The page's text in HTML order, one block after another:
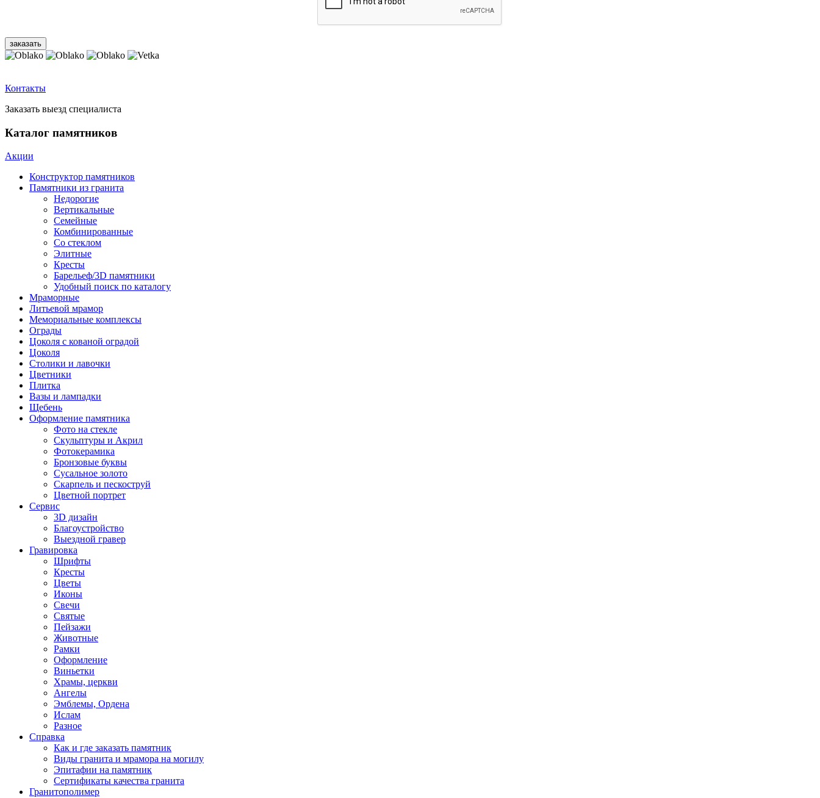
Контакты
Заказать выезд специалиста
Каталог памятников
Акции
Конструктор памятников
Памятники из гранита
Недорогие
Вертикальные
Семейные
Комбинированные
Со стеклом
Элитные
Кресты
Барельеф/3D памятники
Удобный поиск по каталогу
Мраморные
Литьевой мрамор
Мемориальные комплексы
Ограды
Цоколя с кованой оградой
Цоколя
Столики и лавочки
Цветники
Плитка
Вазы и лампадки
Щебень
Оформление памятника
Фото на стекле
Скульптуры и Акрил
Фотокерамика
Бронзовые буквы
Сусальное золото
Скарпель и пескоструй
Цветной портрет
Сервис
3D дизайн
Благоустройство
Выездной гравер
Гравировка
Шрифты
Кресты
Цветы
Иконы
Свечи
Святые
Пейзажи
Животные
Рамки
Оформление
Виньетки
Храмы, церкви
Ангелы
Эмблемы, Ордена
Ислам
Разное
Справка
Как и где заказать памятник
Виды гранита и мрамора на могилу
Эпитафии на памятник
Сертификаты качества гранита
Гранитополимер